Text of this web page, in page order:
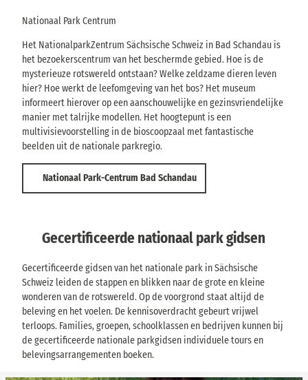
Nationaal Park Centrum
Het NationalparkZentrum Sächsische Schweiz in Bad Schandau is
het bezoekerscentrum van het beschermde gebied. Hoe is de
mysterieuze rotswereld ontstaan? Welke zeldzame dieren leven
hier? Hoe werkt de leefomgeving van het bos? Het museum
informeert hierover op een aanschouwelijke en gezinsvriendelijke
manier met talrijke modellen. Het hoogtepunt is een
multivisievoorstelling in de bioscoopzaal met fantastische
beelden uit de nationale parkregio.
Nationaal Park-Centrum Bad Schandau
Gecertificeerde nationaal park gidsen
Gecertificeerde gidsen van het nationale park in Sächsische
Schweiz leiden de stappen en blikken naar de grote en kleine
wonderen van de rotswereld. Op de voorgrond staat altijd de
beleving en het voelen. De kennisoverdracht gebeurt vrijwel
terloops. Families, groepen, schoolklassen en bedrijven kunnen bij
de gecertificeerde nationale parkgidsen individuele tours en
belevingsarrangementen boeken.